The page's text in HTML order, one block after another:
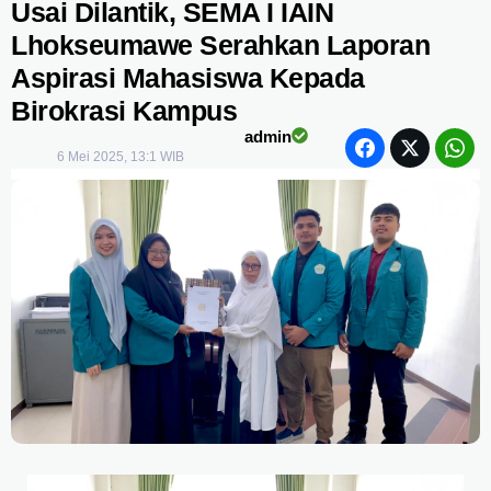
Usai Dilantik, SEMA I IAIN
Lhokseumawe Serahkan Laporan
Aspirasi Mahasiswa Kepada
Birokrasi Kampus
admin
6 Mei 2025, 13:1 WIB